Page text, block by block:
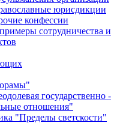
юрисдикции
конфессии
сотрудничества и
государственно -
отношения"
"Пределы светскости"